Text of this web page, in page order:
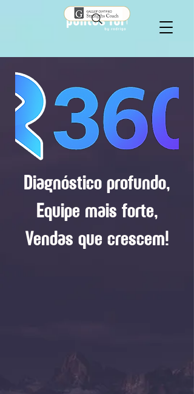
Diagnóstico profundo,
Equipe mais forte,
Vendas que crescem!